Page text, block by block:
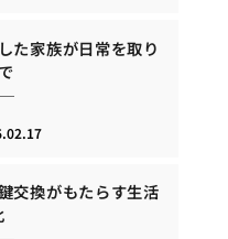
た家族が日常を取り
交換がもたらす生活